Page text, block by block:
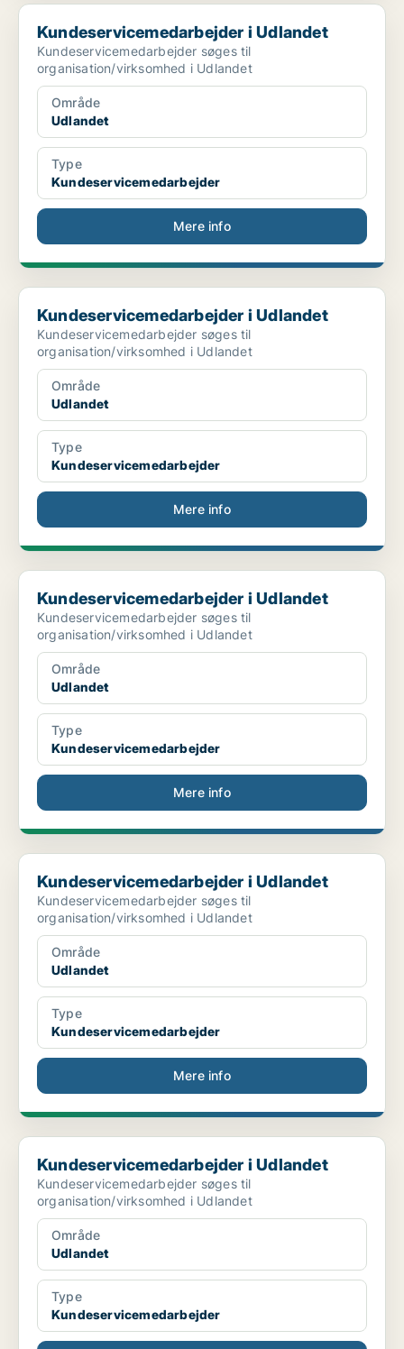
Kundeservicemedarbejder i Udlandet
Kundeservicemedarbejder i Udlandet
Kundeservicemedarbejder søges til
organisation/virksomhed i Udlandet
Område
Udlandet
Type
Kundeservicemedarbejder
Mere info
Kundeservicemedarbejder i Udlandet
Kundeservicemedarbejder i Udlandet
Kundeservicemedarbejder søges til
organisation/virksomhed i Udlandet
Område
Udlandet
Type
Kundeservicemedarbejder
Mere info
Kundeservicemedarbejder i Udlandet
Kundeservicemedarbejder i Udlandet
Kundeservicemedarbejder søges til
organisation/virksomhed i Udlandet
Område
Udlandet
Type
Kundeservicemedarbejder
Mere info
Kundeservicemedarbejder i Udlandet
Kundeservicemedarbejder i Udlandet
Kundeservicemedarbejder søges til
organisation/virksomhed i Udlandet
Område
Udlandet
Type
Kundeservicemedarbejder
Mere info
Kundeservicemedarbejder i Udlandet
Kundeservicemedarbejder i Udlandet
Kundeservicemedarbejder søges til
organisation/virksomhed i Udlandet
Område
Udlandet
Type
Kundeservicemedarbejder